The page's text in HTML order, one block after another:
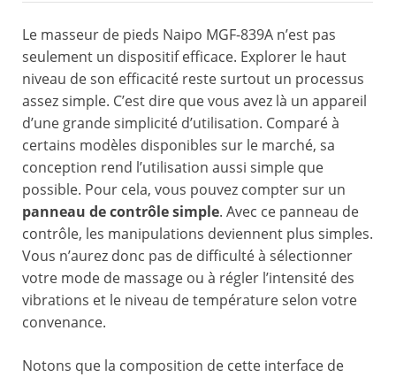
Le masseur de pieds Naipo MGF-839A n’est pas
seulement un dispositif efficace. Explorer le haut
niveau de son efficacité reste surtout un processus
assez simple. C’est dire que vous avez là un appareil
d’une grande simplicité d’utilisation. Comparé à
certains modèles disponibles sur le marché, sa
conception rend l’utilisation aussi simple que
possible. Pour cela, vous pouvez compter sur un
panneau de contrôle simple. Avec ce panneau de
contrôle, les manipulations deviennent plus simples.
Vous n’aurez donc pas de difficulté à sélectionner
votre mode de massage ou à régler l’intensité des
vibrations et le niveau de température selon votre
convenance.
Notons que la composition de cette interface de